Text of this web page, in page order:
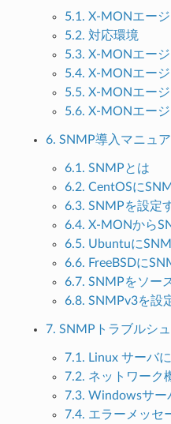
5.1. X-MONエー
5.2. 対応環境
5.3. X-MONエー
5.4. X-MONエー
5.5. X-MONエー
5.6. X-MONエー
6. SNMP導入マニュ
6.1. SNMPとは
6.2. CentOSに
6.3. SNMPを設定
6.4. X-MONから
6.5. Ubuntuに
6.6. FreeBSDに
6.7. SNMPをソー
6.8. SNMPv3を設
7. SNMPトラブルシ
7.1. Linux サーバ
7.2. ネットワーク
7.3. Windowsサー
7.4. エラーメッセ